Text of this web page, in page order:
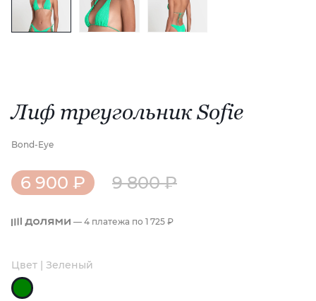
Лиф треугольник Sofie
Bond-Eye
6 900 ₽ 9 800 ₽
— 4 платежа по 1 725 ₽
Цвет | Зеленый